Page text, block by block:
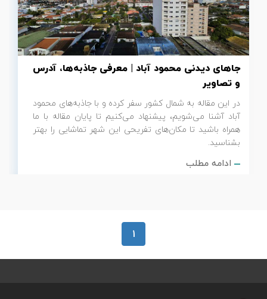
جاهای دیدنی محمود آباد | معرفی جاذبه‌ها، آدرس
و تصاویر
در این مقاله به شمال کشور سفر کرده و با جاذبه‌های محمود
آباد آشنا می‌شویم، پیشنهاد می‌کنیم تا پایان مقاله با ما
همراه باشید تا مکان‌های تفریحی این شهر تماشایی را بهتر
بشناسید.
ادامه مطلب
1
تور سوباتان
تور چابهار
تور مرداب هسل
تور کاشان
تور اصفهان